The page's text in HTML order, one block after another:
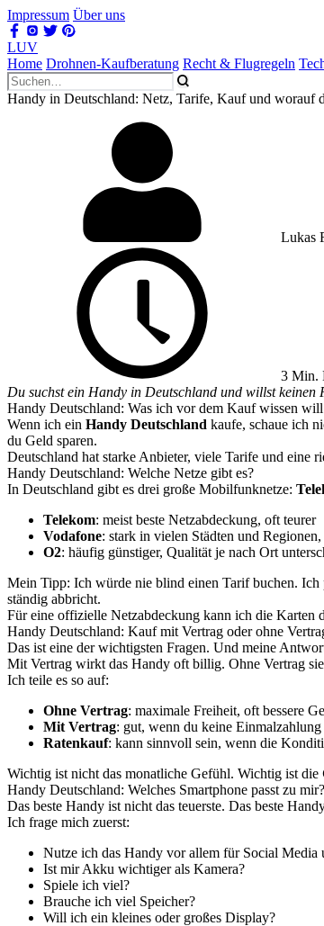
Impressum Über uns
LUV
Home Drohnen-Kaufberatung Recht & Flugregeln
Handy in Deutschland: Netz, Tarife, Kauf und worauf
Lukas
3 Min.
Du suchst ein Handy in Deutschland und willst
Handy Deutschland: Was ich vor dem Kauf wissen will
Wenn ich ein Handy Deutschland kaufe, schaue ich
du Geld sparen.
Deutschland hat starke Anbieter, viele Tarife und eine
Handy Deutschland: Welche Netze gibt es?
In Deutschland gibt es drei große Mobilfunknetze:
Telekom: meist beste Netzabdeckung, oft teurer
Vodafone: stark in vielen Städten und
O2: häufig günstiger, Qualität je nach Ort
Mein Tipp: Ich würde nie blind einen Tarif buchen. Ich
ständig abbricht.
Für eine offizielle Netzabdeckung kann ich die
Handy Deutschland: Kauf mit Vertrag oder ohne
Das ist eine der wichtigsten Fragen. Und meine
Mit Vertrag wirkt das Handy oft billig. Ohne Vertrag
Ich teile es so auf:
Ohne Vertrag: maximale Freiheit, oft bessere
Mit Vertrag: gut, wenn du keine
Ratenkauf: kann sinnvoll sein, wenn die
Wichtig ist nicht das monatliche Gefühl. Wichtig ist die
Handy Deutschland: Welches Smartphone passt zu mir?
Das beste Handy ist nicht das teuerste. Das beste
Ich frage mich zuerst:
Nutze ich das Handy vor allem für Social Media
Ist mir Akku wichtiger als Kamera?
Spiele ich viel?
Brauche ich viel Speicher?
Will ich ein kleines oder großes Display?